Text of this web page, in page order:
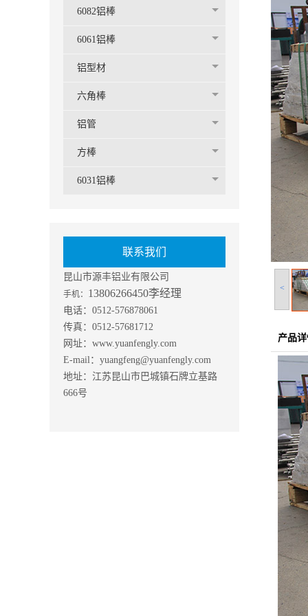
6082铝棒
6061铝棒
铝型材
六角棒
铝管
方棒
6031铝棒
联系我们
昆山市源丰铝业有限公司
手机： 13806266450李经理
电话：0512-576878061
传真：0512-57681712
网址：www.yuanfengly.com
E-mail：yuangfeng@yuanfengly.com
地址：江苏昆山市巴城镇石牌立基路
666号
<
产品